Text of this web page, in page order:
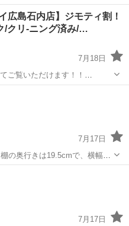
外の各部品・ハンドル・足回
広島石内店】ジモティ割！
/クリ-ニング済み/…
7月18日
ご覧いただけます！！
https://jmty.jp/profiles/639922827fb74d2e84221f68/articles ...
7月17日
の奥行きは19.5cmで、横幅は
越しのため、どなたか使って
に来ていただける方にお譲り
7月17日